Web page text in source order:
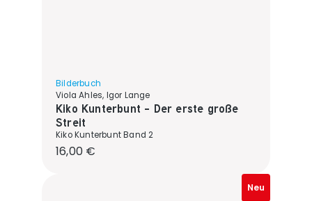
Bilderbuch
Viola Ahles, Igor Lange
Kiko Kunterbunt - Der erste große
Streit
Kiko Kunterbunt Band 2
Regulärer Preis:
16,00 €
Neu